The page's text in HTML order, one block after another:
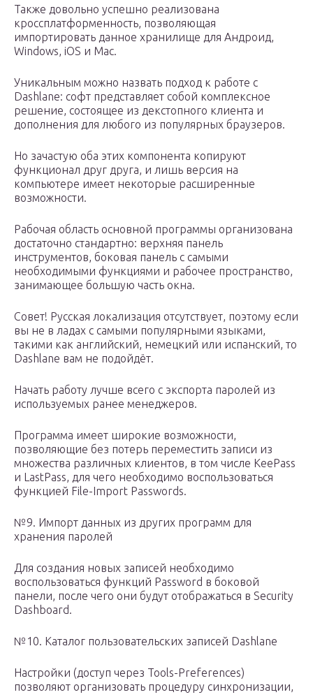
Также довольно успешно реализована
кроссплатформенность, позволяющая
импортировать данное хранилище для Андроид,
Windows, iOS и Mac.
Уникальным можно назвать подход к работе с
Dashlane: софт представляет собой комплексное
решение, состоящее из декстопного клиента и
дополнения для любого из популярных браузеров.
Но зачастую оба этих компонента копируют
функционал друг друга, и лишь версия на
компьютере имеет некоторые расширенные
возможности.
Рабочая область основной программы организована
достаточно стандартно: верхняя панель
инструментов, боковая панель с самыми
необходимыми функциями и рабочее пространство,
занимающее большую часть окна.
Совет! Русская локализация отсутствует, поэтому если
вы не в ладах с самыми популярными языками,
такими как английский, немецкий или испанский, то
Dashlane вам не подойдёт.
Начать работу лучше всего с экспорта паролей из
используемых ранее менеджеров.
Программа имеет широкие возможности,
позволяющие без потерь переместить записи из
множества различных клиентов, в том числе KeePass
и LastPass, для чего необходимо воспользоваться
функцией File-Import Passwords.
№9. Импорт данных из других программ для
хранения паролей
Для создания новых записей необходимо
воспользоваться функций Password в боковой
панели, после чего они будут отображаться в Security
Dashboard.
№10. Каталог пользовательских записей Dashlane
Настройки (доступ через Tools-Preferences)
позволяют организовать процедуру синхронизации,